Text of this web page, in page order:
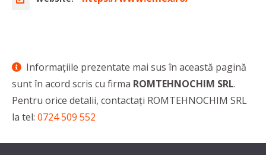
Informaţiile prezentate mai sus în această pagină
sunt în acord scris cu firma ROMTEHNOCHIM SRL.
Pentru orice detalii, contactaţi ROMTEHNOCHIM SRL
la tel: 0724 509 552